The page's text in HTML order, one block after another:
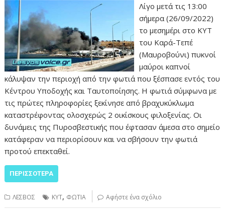
Λίγο μετά τις 13:00
σήμερα (26/09/2022)
το μεσημέρι στο ΚΥΤ
του Καρά-Τεπέ
(Μαυροβούνι) πυκνοί
μαύροι καπνοί
κάλυψαν την περιοχή από την φωτιά που ξέσπασε εντός του
Κέντρου Υποδοχής και Ταυτοποίησης. Η φωτιά σύμφωνα με
τις πρώτες πληροφορίες ξεκίνησε από βραχυκύκλωμα
καταστρέφοντας ολοσχερώς 2 οικίσκους φιλοξενίας. Οι
δυνάμεις της Πυροσβεστικής που έφτασαν άμεσα στο σημείο
κατάφεραν να περιορίσουν και να σβήσουν την φωτιά
προτού επεκταθεί.
ΠΕΡΙΣΣΌΤΕΡΑ
ΛΕΣΒΟΣ ΚΥΤ, ΦΩΤΙΑ Αφήστε ένα σχόλιο